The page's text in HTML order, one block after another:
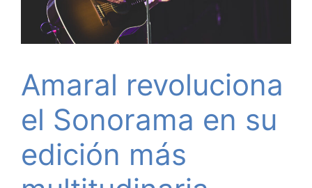
Amaral revoluciona
el Sonorama en su
edición más